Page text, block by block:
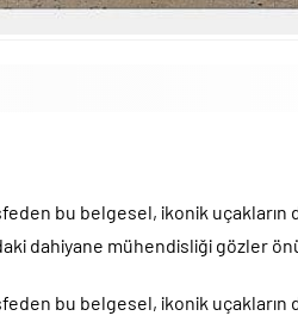
bu belgesel, ikonik uçakların
dahiyane mühendisliği gözler
bu belgesel, ikonik uçakların